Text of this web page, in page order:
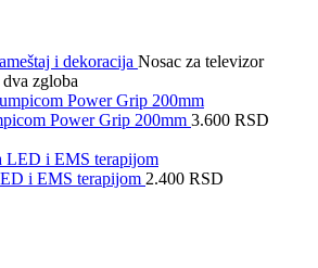
i dekoracija Nosac za televizor
zgloba
Power Grip 200mm 3.600 RSD
i EMS terapijom 2.400 RSD